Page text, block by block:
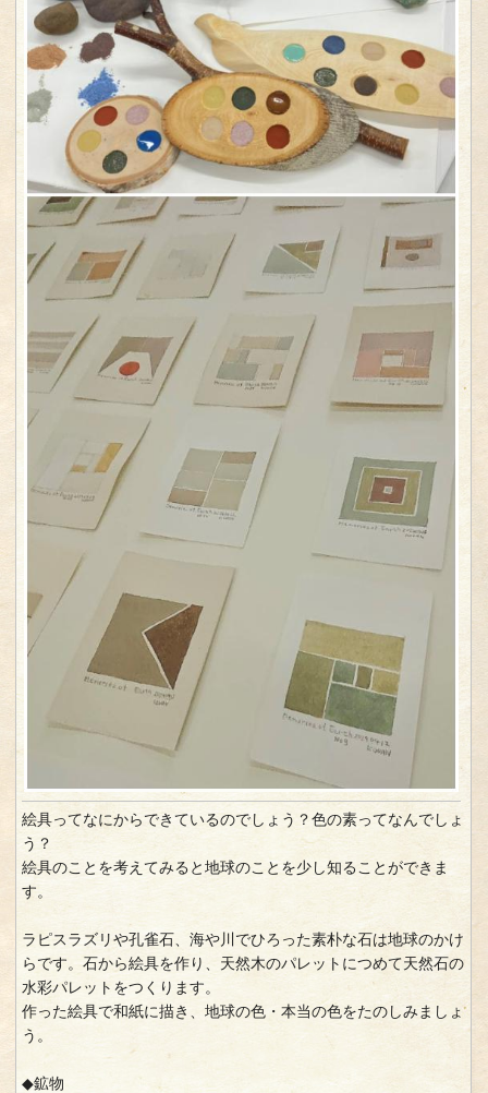
絵具ってなにからできているのでしょう？色の素ってなんでしょ
う？
絵具のことを考えてみると地球のことを少し知ることができま
す。
ラピスラズリや孔雀石、海や川でひろった素朴な石は地球のかけ
らです。石から絵具を作り、天然木のパレットにつめて天然石の
水彩パレットをつくります。
作った絵具で和紙に描き、地球の色・本当の色をたのしみましょ
う。
◆鉱物